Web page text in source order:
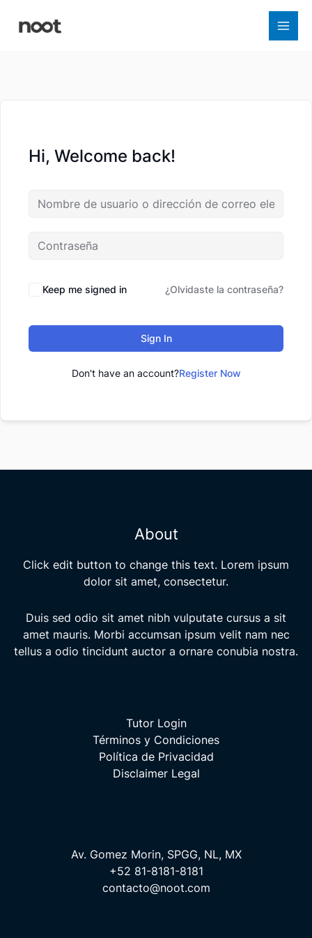
Hi, Welcome back!
Keep me signed in ¿Olvidaste la contraseña?
Sign In
Don't have an account?Register Now
About
Click edit button to change this text. Lorem ipsum
dolor sit amet, consectetur.
Duis sed odio sit amet nibh vulputate cursus a sit
amet mauris. Morbi accumsan ipsum velit nam nec
tellus a odio tincidunt auctor a ornare conubia nostra.
Tutor Login
Términos y Condiciones
Política de Privacidad
Disclaimer Legal
Av. Gomez Morin, SPGG, NL, MX
+52 81-8181-8181
contacto@noot.com